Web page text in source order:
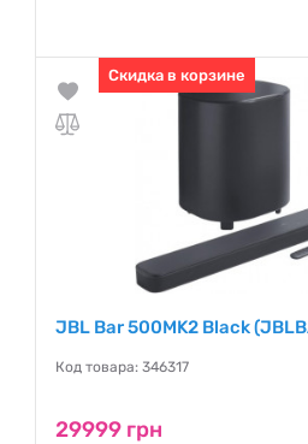
Скидка в корзине
JBL Bar 500MK2 Black
Код товара: 346317
29999 грн